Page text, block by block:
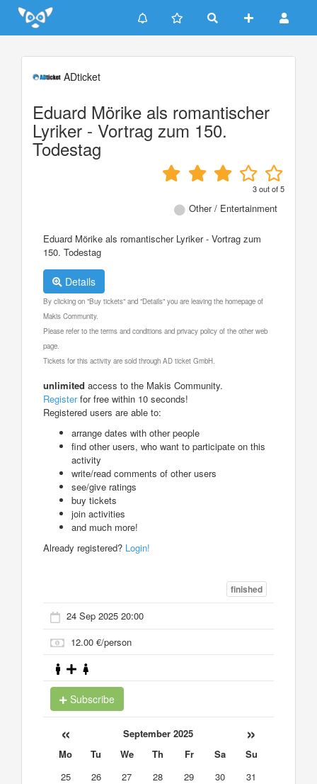
Update cookies preferences
ADticket
Eduard Mörike als romantischer
Lyriker - Vortrag zum 150.
Todestag
3out of5
Other / Entertainment
Eduard Mörike als romantischer Lyriker - Vortrag zum
150. Todestag
Details
By clicking on "Buy tickets" and "Details" you are leaving the homepage of
Makis Community.
Please refer to the terms and conditions and privacy policy of the other web
page.
Tickets for this activity are sold through AD ticket GmbH.
unlimited access to the Makis Community.
Registerfor free within 10 seconds!
Registered users are able to:
arrange dates with other people
find other users, who want to participate on this
activity
write/read comments of other users
see/give ratings
buy tickets
join activities
and much more!
Already registered? Login!
finished
24 Sep 2025 20:00
12.00 €/person
Subscribe
« September 2025 »
Mo Tu We Th Fr Sa
Su
25
26 27 28 29 30
31